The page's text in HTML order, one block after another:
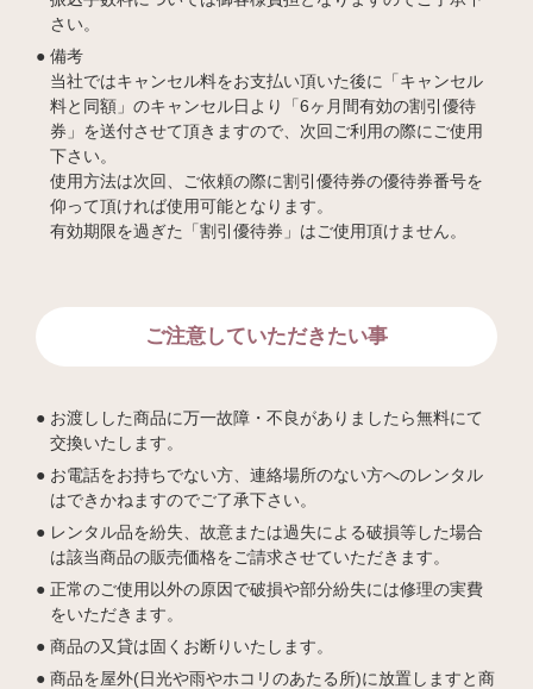
さい。
備考
当社ではキャンセル料をお支払い頂いた後に「キャンセル
料と同額」のキャンセル日より「6ヶ月間有効の割引優待
券」を送付させて頂きますので、次回ご利用の際にご使用
下さい。
使用方法は次回、ご依頼の際に割引優待券の優待券番号を
仰って頂ければ使用可能となります。
有効期限を過ぎた「割引優待券」はご使用頂けません。
ご注意していただきたい事
お渡しした商品に万一故障・不良がありましたら無料にて
交換いたします。
お電話をお持ちでない方、連絡場所のない方へのレンタル
はできかねますのでご了承下さい。
レンタル品を紛失、故意または過失による破損等した場合
は該当商品の販売価格をご請求させていただきます。
正常のご使用以外の原因で破損や部分紛失には修理の実費
をいただきます。
商品の又貸は固くお断りいたします。
商品を屋外(日光や雨やホコリのあたる所)に放置しますと商